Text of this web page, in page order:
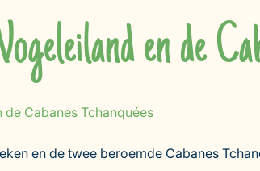
en de
de Cabanes Tchanquées
en de twee beroemde Cabanes